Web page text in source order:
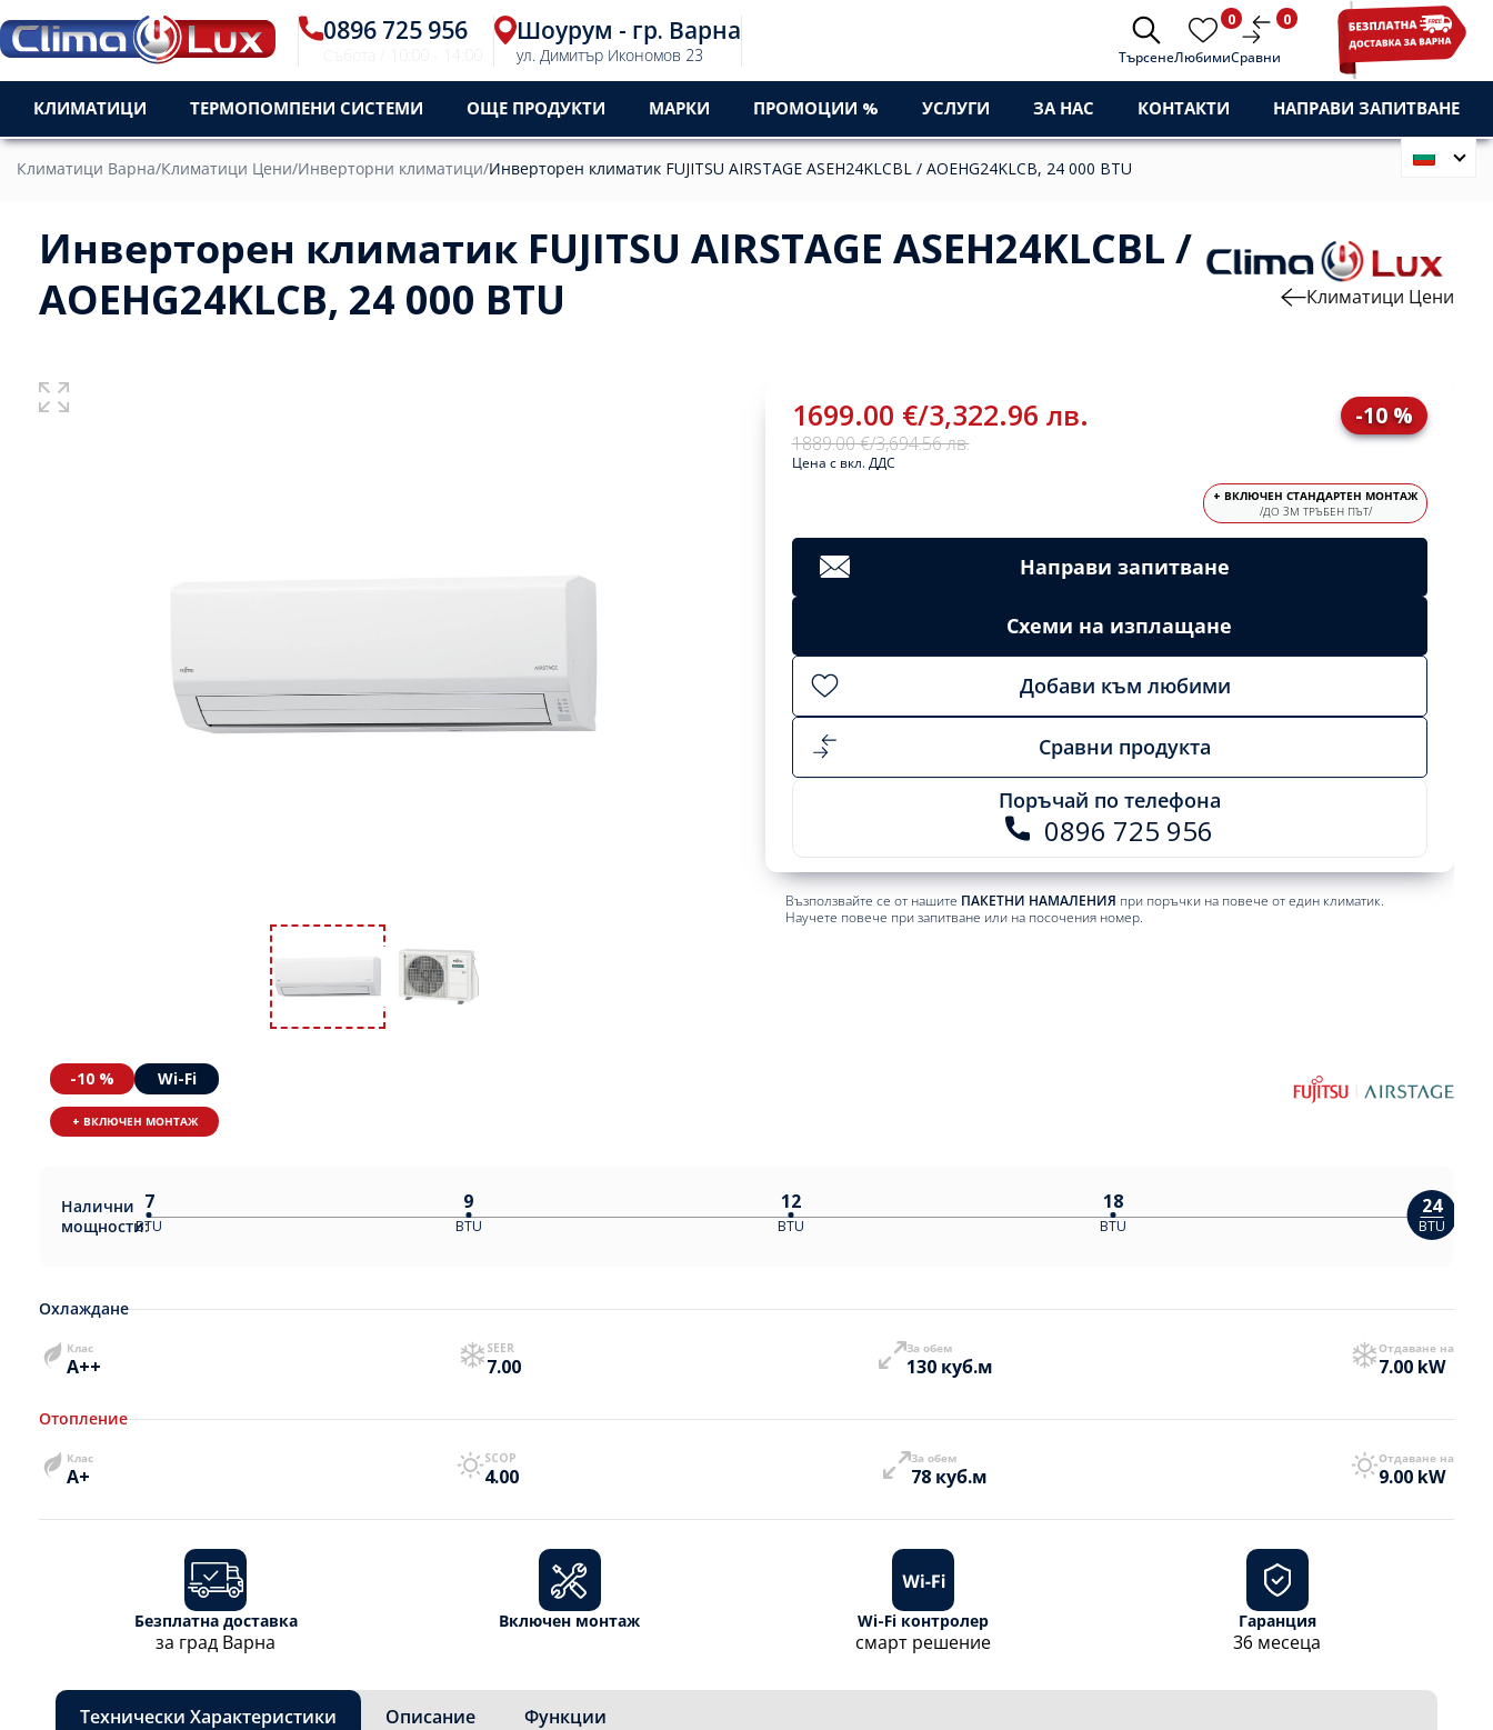
0896 725 956 Шоурум - гр. Варна
ул. Димитър Икономов 23 ТърсенеЛюбими
0
Сравни
0
КЛИМАТИЦИ ТЕРМОПОМПЕНИ СИСТЕМИ ОЩЕ ПРОДУКТИ МАРКИ ПРОМОЦИИ % УСЛУГИ ЗА НАС КОНТАКТИ НАПРАВИ ЗАПИТВАНЕ
Климатици Варна/Климатици Цени/Инверторни климатици/Инверторен климатик FUJITSU AIRSTAGE ASEH24KLCBL / AOEHG24KLCB, 24 000 BTU
Инверторен климатик FUJITSU AIRSTAGE ASEH24KLCBL /
AOEHG24KLCB, 24 000 BTU
Климатици Цени
1699.00 €/3,322.96 лв.
1889.00 €/3,694.56 лв.
-10 %
Цена с вкл. ДДС
+ ВКЛЮЧЕН СТАНДАРТЕН МОНТАЖ
/ДО 3М ТРЪБЕН ПЪТ/
Направи запитване
Схеми на изплащане
Добави към любими
Сравни продукта
Поръчай по телефона
0896 725 956
Възползвайте се от нашите ПАКЕТНИ НАМАЛЕНИЯ при поръчки на повече от един климатик.
Научете повече при запитване или на посочения номер.
-10 % Wi-Fi
+ ВКЛЮЧЕН МОНТАЖ
Налични
мощности:
7
BTU
9
BTU
12
BTU
18
BTU
24
BTU
Охлаждане
Клас
A++
SEER
7.00
За обем
130 куб.м
Отдаване на
7.00 kW
Отопление
Клас
A+
SCOP
4.00
За обем
78 куб.м
Отдаване на
9.00 kW
Безплатна доставка
за град Варна
Включен монтаж Wi-Fi контролер
смарт решение
Гаранция
36 месеца
Технически Характеристики Описание Функции